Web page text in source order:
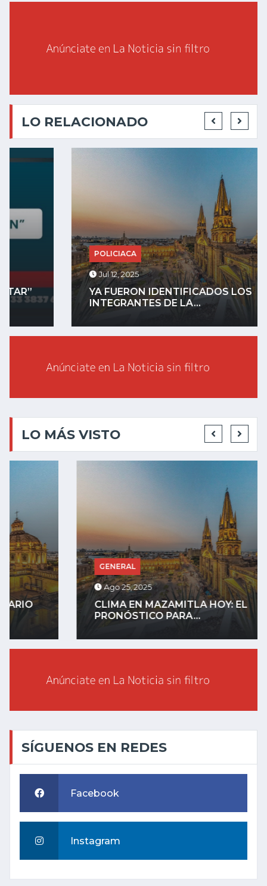
LO RELACIONADO
POLICIACA
Jul 12, 2025
YA FUERON IDENTIFICADOS LOS
INTEGRANTES DE LA...
LO MÁS VISTO
GENERAL
Ago 25, 2025
CLIMA EN MAZAMITLA HOY: EL
PRONÓSTICO PARA...
SÍGUENOS EN REDES
Facebook
Instagram